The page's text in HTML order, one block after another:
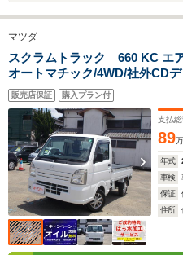
マツダ
スクラムトラック 660 KC エ
オートマチック/4WD/社外CD
禁煙車/
販売店保証 購入プラン付
支払
89
年式
車検
保証
住所